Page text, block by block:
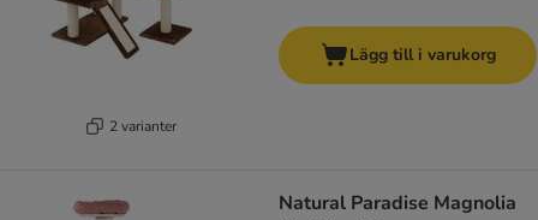
2 varianter
Lägg till i varukorg
Natural Paradise Magnolia